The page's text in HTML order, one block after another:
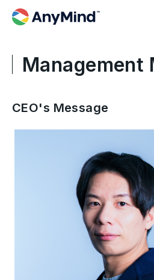
Management
CEO's Message